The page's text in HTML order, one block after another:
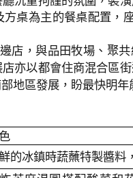
桌為主的餐桌配置，
店，與品田牧場、聚共
亦以都會住商混合區
地區發展，盼最快明年
的冰鎮時蔬蘸特製醬料